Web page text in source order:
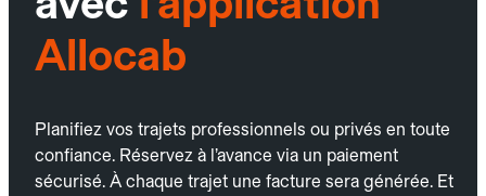
Allocab
Planifiez vos trajets professionnels ou privés en toute
confiance. Réservez à l’avance via un paiement
sécurisé. À chaque trajet une facture sera générée. Et